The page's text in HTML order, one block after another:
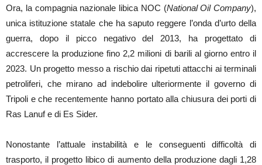
Ora, la compagnia nazionale libica NOC (National Oil Company),
unica istituzione statale che ha saputo reggere l’onda d’urto della
guerra, dopo il picco negativo del 2013, ha progettato di
accrescere la produzione fino 2,2 milioni di barili al giorno entro il
2023. Un progetto messo a rischio dai ripetuti attacchi ai terminali
petroliferi, che mirano ad indebolire ulteriormente il governo di
Tripoli e che recentemente hanno portato alla chiusura dei porti di
Ras Lanuf e di Es Sider.
Nonostante l’attuale instabilità e le conseguenti difficoltà di
trasporto, il progetto libico di aumento della produzione dagli 1,28